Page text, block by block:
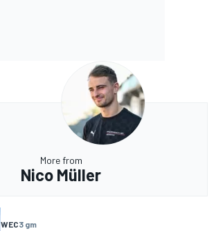
More from
Nico Müller
WEC3 gm